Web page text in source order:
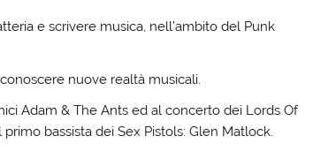
e scrivere musica, nell’ambito del Punk
nuove realtà musicali.
Adam & The Ants ed al concerto dei Lords Of
bassista dei Sex Pistols: Glen Matlock.